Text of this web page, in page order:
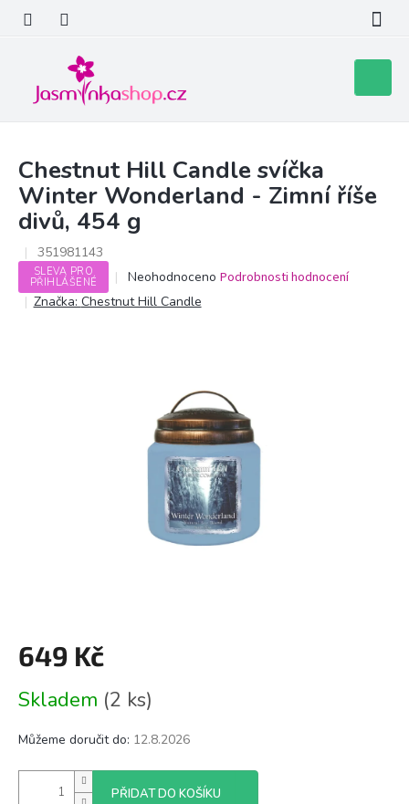
obsah
košík
Chestnut Hill Candle svíčka
Winter Wonderland - Zimní říše
divů, 454 g
351981143
SLEVA PRO
PŘIHLÁŠENÉ
Průměrné
hodnocení
produktu
hvězdiček.
Neohodnoceno Podrobnosti hodnocení
Značka: Chestnut Hill Candle
649 Kč
cena:
Skladem (2 ks)
Můžeme doručit do: 12.8.2026
PŘIDAT DO KOŠÍKU